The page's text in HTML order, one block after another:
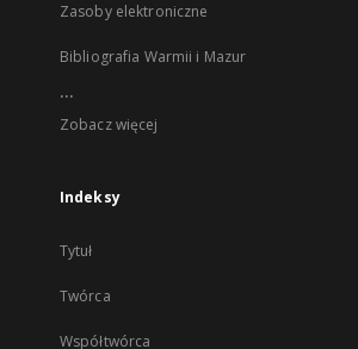
Zasoby elektroniczne
Bibliografia Warmii i Mazur
...
Zobacz więcej
Indeksy
Tytuł
Twórca
Współtwórca